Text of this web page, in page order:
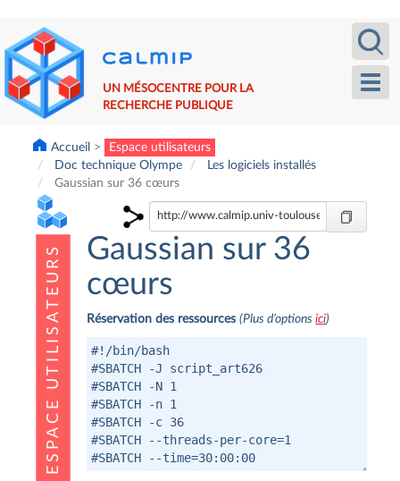
au
contenu
principal
UN MÉSOCENTRE POUR LA
RECHERCHE PUBLIQUE
Accueil
Espace utilisateurs
Doc technique Olympe
Les logiciels installés
Gaussian sur 36 cœurs
Gaussian sur 36
cœurs
Réservation des ressources (Plus d’optionsici)